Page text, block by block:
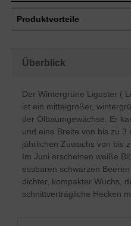
Zuwachs
Wuchsform
Blatt
eiförmig,
Frucht
Kleine
Verzehr
Blüte
Weiße
Blütezeit
Juni
Insgesamt
Standort
Sonnig bis
Verwendung
Produktvorteile
sehr robust und
Laub kann im Winter
Kälte teilweise fallen
Produktionsflächen
in Wintermonaten Lieferung
regelmäßiger Beschnitt
Überblick
Der Wintergrüne Liguster (
ist ein mittelgroßer,
der Ölbaumgewächse. Er
und eine Breite von bis zu 3
jährlichen Zuwachs von bis
Im Juni erscheinen weiße
essbaren schwarzen
dichter, kompakter Wuchs,
schnittverträgliche Hecken